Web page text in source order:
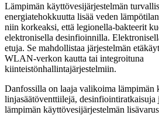
Lämpimän käyttövesijärjestelmän
energiatehokkuutta lisää veden
niin korkeaksi, että legionella-bakteerit
elektronisella desinfioinnilla.
etuja. Se mahdollistaa järjestelmän
WLAN-verkon kautta tai integroituna
kiinteistönhallintajärjestelmiin.
Danfossilla on laaja valikoima lämpimän
linjasäätöventtiilejä,
lämpimän käyttövesijärjestelmän